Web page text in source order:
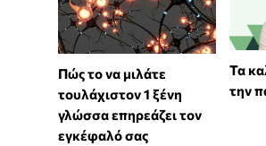
⁠Πώς το να μιλάτε
τουλάχιστον 1 ξένη
γλώσσα επηρεάζει τον
εγκέφαλό σας
Τα
την